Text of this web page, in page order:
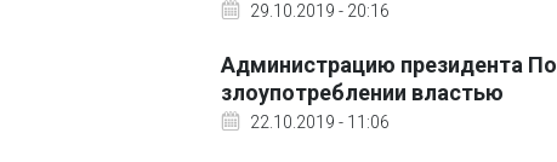
29.10.2019 - 20:16
Администрацию президента
злоупотреблении властью
22.10.2019 - 11:06